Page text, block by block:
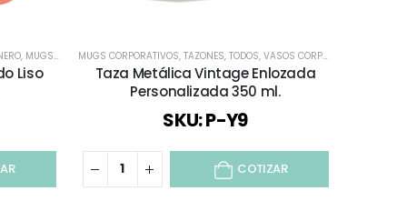
SHOPEROS, VERANO
, MUGS CORPORATIVOS ,REGALOS COBRIZADOS,REGALOS FIESTAS PATRIAS
Liso
MUGS CORPORATIVOS, TAZONES, TODOS, VASOS CORPORATIVOS
Taza Metálica Vintage Enlozada
Personalizada 350 ml.
SKU: P-Y9
COTIZAR